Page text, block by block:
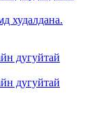
худалдана.
дугуйтай
дугуйтай